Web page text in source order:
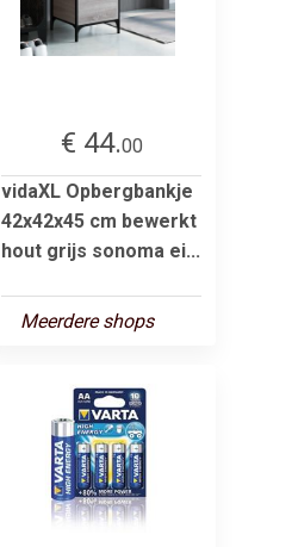
€ 44.00
vidaXL Opbergbankje
42x42x45 cm bewerkt
hout grijs sonoma ei...
Meerdere shops